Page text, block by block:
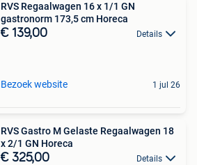
RVS Regaalwagen 16 x 1/1 GN
gastronorm 173,5 cm Horeca
€ 139,00 Details
Bezoek website 1 jul 26
RVS Gastro M Gelaste Regaalwagen 18
x 2/1 GN Horeca
€ 325,00 Details